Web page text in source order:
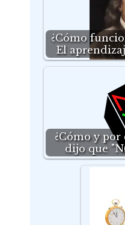
¿Cómo
El
¿Cómo y
dijo que